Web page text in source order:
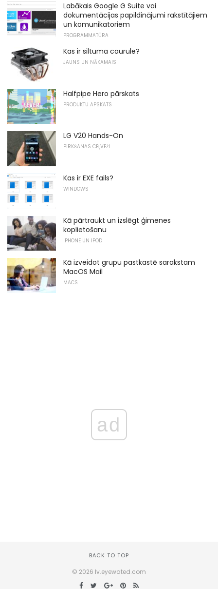
Labākais Google G Suite vai
dokumentācijas papildinājumi rakstītājiem
un komunikatoriem
PROGRAMMATŪRA
Kas ir siltuma caurule?
JAUNS UN NĀKAMAIS
Halfpipe Hero pārskats
PRODUKTU APSKATS
LG V20 Hands-On
PIRKŠANAS CEĻVEŽI
Kas ir EXE fails?
WINDOWS
Kā pārtraukt un izslēgt ģimenes
koplietošanu
IPHONE UN IPOD
Kā izveidot grupu pastkastē sarakstam
MacOS Mail
MACS
ad
BACK TO TOP
© 2026 lv.eyewated.com